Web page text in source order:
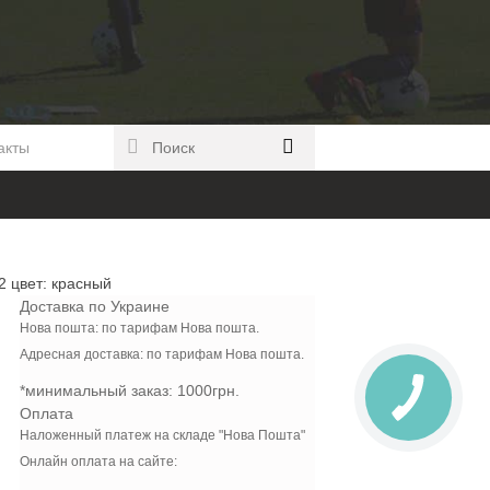
цвет: красный
Доставка по Украине
Нова пошта: по тарифам Нова пошта.
Адресная доставка: по тарифам Нова пошта.
*минимальный заказ: 1000грн.
Оплата
Наложенный платеж на складе "Нова Пошта"
Онлайн оплата на сайте: